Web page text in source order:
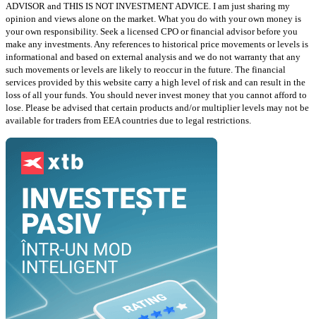
ADVISOR and THIS IS NOT INVESTMENT ADVICE. I am just sharing my
opinion and views alone on the market. What you do with your own money is
your own responsibility. Seek a licensed CPO or financial advisor before you
make any investments. Any references to historical price movements or levels is
informational and based on external analysis and we do not warranty that any
such movements or levels are likely to reoccur in the future. The financial
services provided by this website carry a high level of risk and can result in the
loss of all your funds. You should never invest money that you cannot afford to
lose. Please be advised that certain products and/or multiplier levels may not be
available for traders from EEA countries due to legal restrictions.